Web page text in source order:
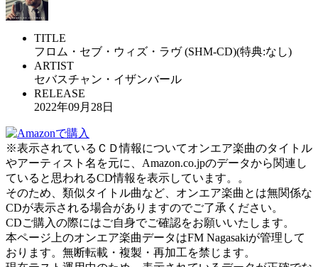
TITLE
フロム・セブ・ウィズ・ラヴ (SHM-CD)(特典:なし)
ARTIST
セバスチャン・イザンバール
RELEASE
2022年09月28日
※表示されているＣＤ情報についてオンエア楽曲のタイトル
やアーティスト名を元に、Amazon.co.jpのデータから関連し
ていると思われるCD情報を表示しています。。
そのため、類似タイトル曲など、オンエア楽曲とは無関係な
CDが表示される場合がありますのでご了承ください。
CDご購入の際にはご自身でご確認をお願いいたします。
本ページ上のオンエア楽曲データはFM Nagasakiが管理して
おります。無断転載・複製・再加工を禁じます。